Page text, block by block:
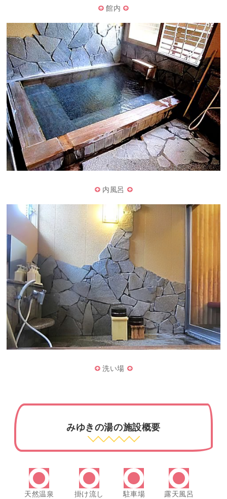
館内
内風呂
洗い場
みゆきの湯の施設概要
天然温泉 掛け流し 駐車場 露天風呂